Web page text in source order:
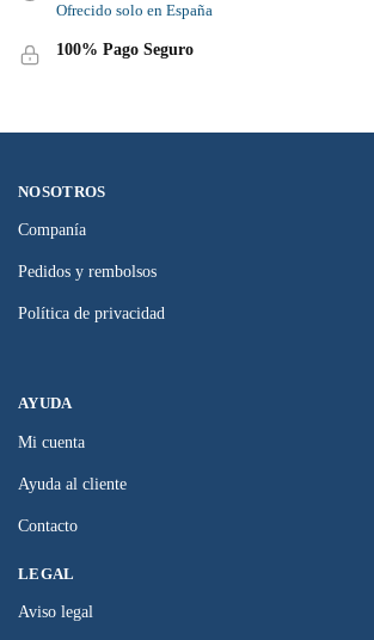
Ofrecido solo en España
100% Pago Seguro
NOSOTROS
Companía
Pedidos y rembolsos
Política de privacidad
AYUDA
Mi cuenta
Ayuda al cliente
Contacto
LEGAL
Aviso legal